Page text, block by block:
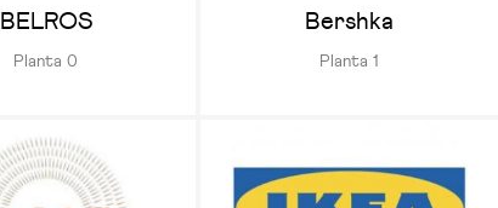
BELROS
Planta 0
Bershka
Planta 1